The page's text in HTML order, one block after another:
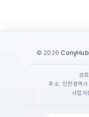
© 2026ConyHub
상
주소: 인천광역
사업